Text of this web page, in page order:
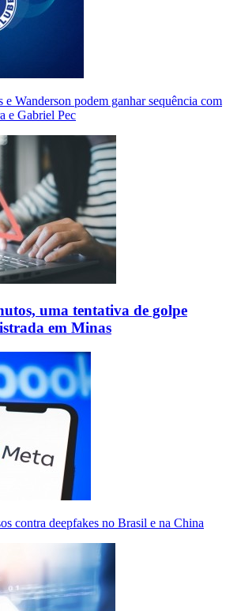
Wanderson podem ganhar sequência com
e Gabriel Pec
uma tentativa de golpe
em Minas
contra deepfakes no Brasil e na China